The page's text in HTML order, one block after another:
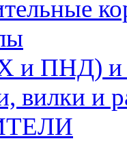
и ПНД) и
вилки и